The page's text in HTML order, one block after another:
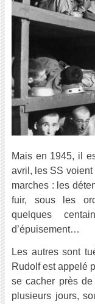
Mais en 1945, il
avril, les SS
marches : les
fuir, sous les
quelques
d’épuisement…
Les autres sont
Rudolf est appelé
se cacher près
plusieurs jours,